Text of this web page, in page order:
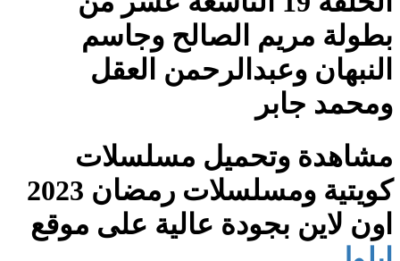
بطولة مريم الصالح وجاسم
النبهان وعبدالرحمن العقل
ومحمد جابر
مشاهدة وتحميل مسلسلات
كويتية ومسلسلات رمضان 2023
اون لاين بجودة عالية على موقع